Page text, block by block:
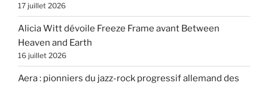
17 juillet 2026
Alicia Witt dévoile Freeze Frame avant Between
Heaven and Earth
16 juillet 2026
Aera : pionniers du jazz-rock progressif allemand des